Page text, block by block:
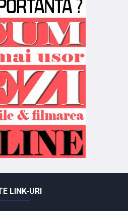
LINK-URI